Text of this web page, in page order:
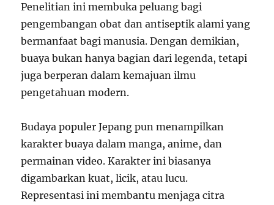
Penelitian ini membuka peluang bagi
pengembangan obat dan antiseptik alami yang
bermanfaat bagi manusia. Dengan demikian,
buaya bukan hanya bagian dari legenda, tetapi
juga berperan dalam kemajuan ilmu
pengetahuan modern.
Budaya populer Jepang pun menampilkan
karakter buaya dalam manga, anime, dan
permainan video. Karakter ini biasanya
digambarkan kuat, licik, atau lucu.
Representasi ini membantu menjaga citra